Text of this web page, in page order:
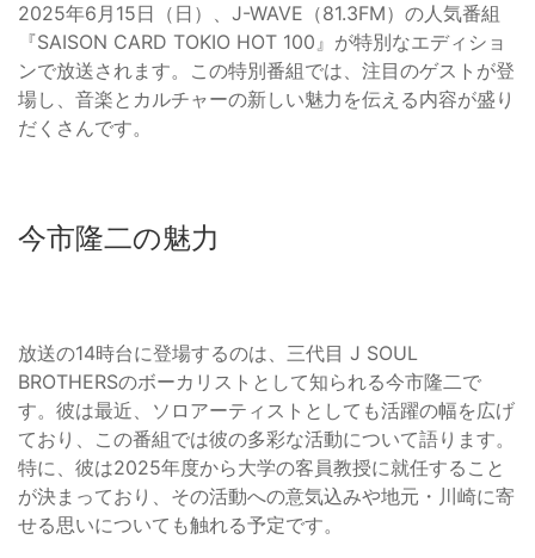
2025年6月15日（日）、J-WAVE（81.3FM）の人気番組
『SAISON CARD TOKIO HOT 100』が特別なエディショ
ンで放送されます。この特別番組では、注目のゲストが登
場し、音楽とカルチャーの新しい魅力を伝える内容が盛り
だくさんです。
今市隆二の魅力
放送の14時台に登場するのは、三代目 J SOUL
BROTHERSのボーカリストとして知られる今市隆二で
す。彼は最近、ソロアーティストとしても活躍の幅を広げ
ており、この番組では彼の多彩な活動について語ります。
特に、彼は2025年度から大学の客員教授に就任すること
が決まっており、その活動への意気込みや地元・川崎に寄
せる思いについても触れる予定です。